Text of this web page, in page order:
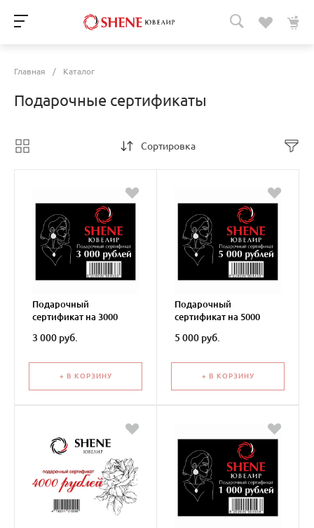
Главная / Каталог
Подарочные сертификаты
Сортировка
Подарочный
сертификат на 3000
3 000 руб.
+ В КОРЗИНУ
Подарочный
сертификат на 5000
5 000 руб.
+ В КОРЗИНУ